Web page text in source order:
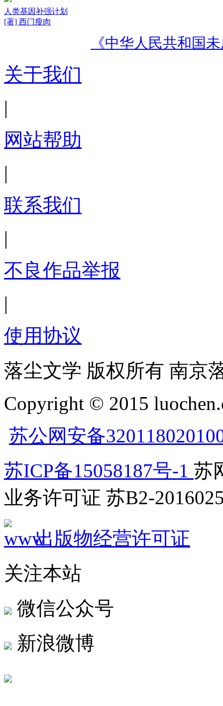
人类基因补强计划
[著] 西门瘦肉
《中华人民共和国
关于我们
|
网站帮助
|
联系我们
|
不良作品举报
|
使用协议
落尘文学 版权所有 南京
Copyright © 2015
苏公网安备
苏ICP备15058187号-1 苏
业务许可证 苏B2-
出版物经营许可证
关注本站
微信公众号
新浪微博